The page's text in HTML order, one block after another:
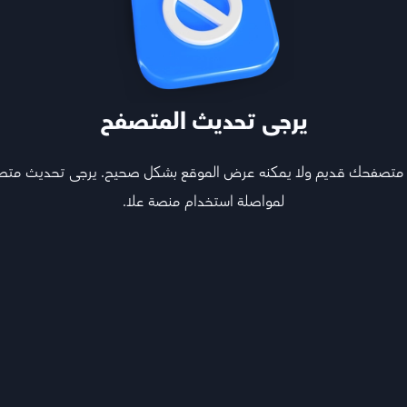
يرجى تحديث المتصفح
متصفحك قديم ولا يمكنه عرض الموقع بشكل صحيح. يرجى تحديث
لمواصلة استخدام منصة علا.